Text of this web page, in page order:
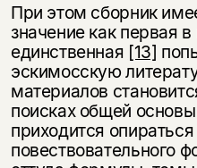
При этом сборник
значение как первая
единственная [13]
эскимосскую
материалов
поисках общей
приходится
повествовательного